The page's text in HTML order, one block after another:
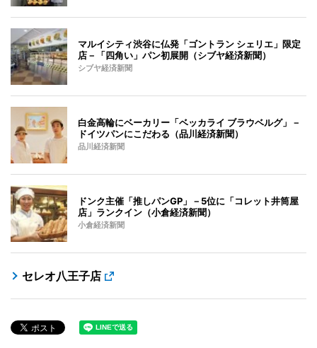
マルイシティ渋谷に仏発「ゴントラン シェリエ」限定
店－「四角い」パン初展開（シブヤ経済新聞）
シブヤ経済新聞
白金高輪にベーカリー「ベッカライ ブラウベルグ」－
ドイツパンにこだわる（品川経済新聞）
品川経済新聞
ドンク主催「推しパンGP」－5位に「コレット井筒屋
店」ランクイン（小倉経済新聞）
小倉経済新聞
セレオ八王子店